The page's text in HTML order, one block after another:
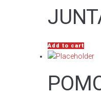
Add to cart